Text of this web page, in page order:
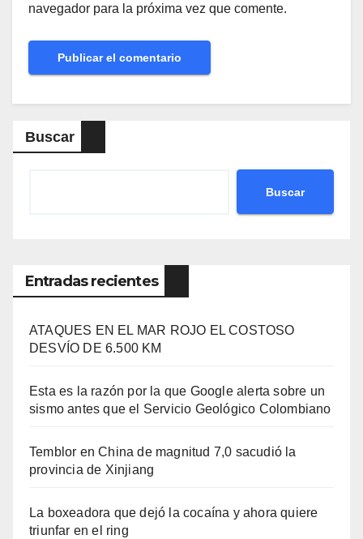
navegador para la próxima vez que comente.
Buscar
Buscar
Entradas recientes
ATAQUES EN EL MAR ROJO EL COSTOSO
DESVÍO DE 6.500 KM
Esta es la razón por la que Google alerta sobre un
sismo antes que el Servicio Geológico Colombiano
Temblor en China de magnitud 7,0 sacudió la
provincia de Xinjiang
La boxeadora que dejó la cocaína y ahora quiere
triunfar en el ring​